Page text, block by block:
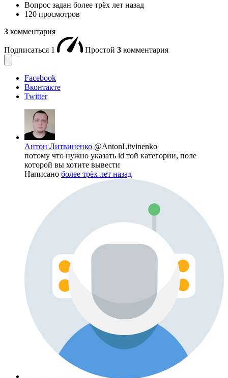
Вопрос задан более трёх лет назад
120 просмотров
3 комментария
Подписаться 1 Простой 3 комментария
Facebook
Вконтакте
Twitter
Антон Литвиненко @AntonLitvinenko
потому что нужно указать id той категории, поле
которой вы хотите вывести
Написано более трёх лет назад